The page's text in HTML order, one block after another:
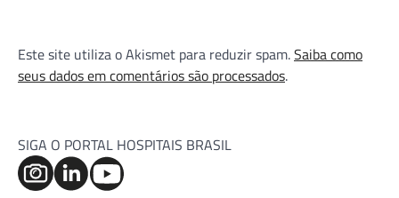
Este site utiliza o Akismet para reduzir spam.Saiba como
seus dados em comentários são processados.
SIGA O PORTAL HOSPITAIS BRASIL